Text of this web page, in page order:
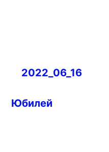
Навигация
записям
2022_06_16
Юбилей